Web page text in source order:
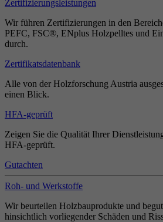
Zertifizierungsleistungen
Wir führen Zertifizierungen in den
PEFC, FSC®, ENplus Holzpelltes und
durch.
Zertifikatsdatenbank
Alle von der Holzforschung Austria
einen Blick.
HFA-geprüft
Zeigen Sie die Qualität Ihrer
HFA-geprüft.
Gutachten
Roh- und Werkstoffe
Wir beurteilen Holzbauprodukte und
hinsichtlich vorliegender Schäden und